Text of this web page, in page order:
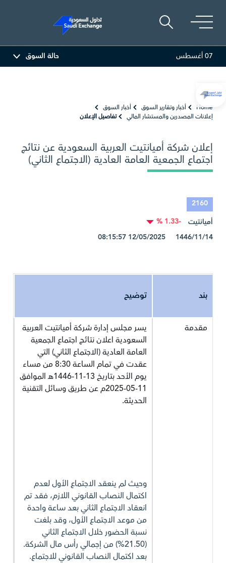
07 أغسطس حالة السوق
Home أخبار وتقارير السوق
أخبار السوق
إعلانات المصدرين والمستشار المالي
تفاصيل الإعلان
إعلان شركة أميانتيت العربية السعودية عن نتائج
اجتماع الجمعية العامة العادية (الاجتماع الثاني)
2160
أميانتيت
-1.33 %
1446/11/14 12/05/2025 08:15:57
بند توضيح
مقدمة
يسر مجلس إدارة شركة أميانتيت العربية
السعودية اعلان نتائج اجتماع الجمعية
العامة العادية (الاجتماع الثاني) التي
عقدت في تمام الساعة 8:30 من مساء
يوم الأحد بتاريخ 13-11-1446هـ الموافق
11-05-2025م عن طريق وسائل التقنية
الحديثة.
وحيث لم ينعقد الاجتماع الأول لعدم
اكتمال النصاب القانوني اللازم، فقد تم
انعقاد الاجتماع الثاني بعد ساعة واحدة
من موعد الاجتماع الأول، وقد بلغت
نسبة الحضور خلال الاجتماع الثاني
(21.50%) من إجمالي رأس مال الشركة.
بعد اكتمال النصاب القانوني للاجتماع.